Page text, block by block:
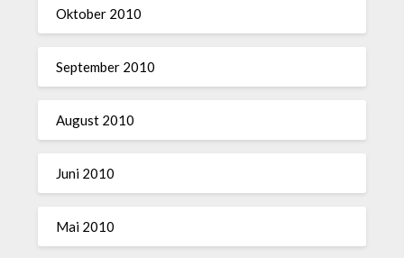
Oktober 2010
September 2010
August 2010
Juni 2010
Mai 2010